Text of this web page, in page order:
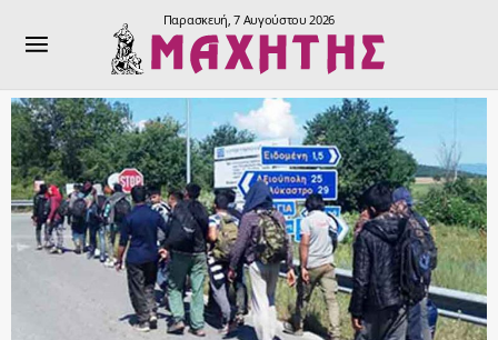
Παρασκευή, 7 Αυγούστου 2026